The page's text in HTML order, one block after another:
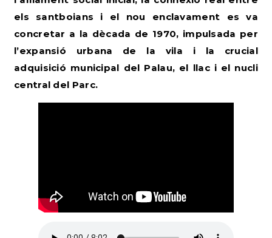
els santboians i el nou enclavament es va
concretar a la dècada de 1970, impulsada per
l’expansió urbana de la vila i la crucial
adquisició municipal del Palau, el llac i el nucli
central del Parc.